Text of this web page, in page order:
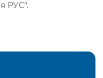
РУС".